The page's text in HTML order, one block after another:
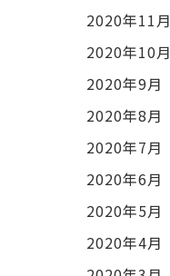
2020年11月
2020年10月
2020年9月
2020年8月
2020年7月
2020年6月
2020年5月
2020年4月